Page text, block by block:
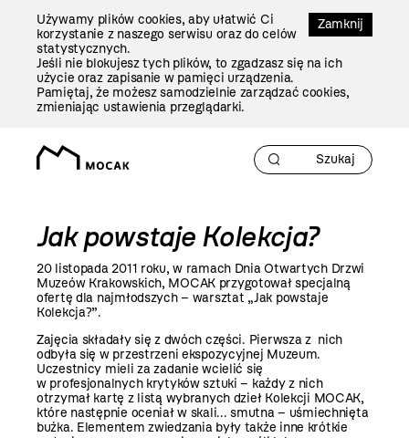
Zamknij
Używamy plików cookies, aby ułatwić Ci
korzystanie z naszego serwisu oraz do celów
statystycznych.
Jeśli nie blokujesz tych plików, to zgadzasz się na ich
użycie oraz zapisanie w pamięci urządzenia.
Pamiętaj, że możesz samodzielnie zarządzać cookies,
zmieniając ustawienia przeglądarki.
Jak powstaje Kolekcja?
20 listopada 2011 roku, w ramach Dnia Otwartych Drzwi
Muzeów Krakowskich, MOCAK przygotował specjalną
ofertę dla najmłodszych – warsztat „Jak powstaje
Kolekcja?”.
Zajęcia składały się z dwóch części. Pierwsza z nich
odbyła się w przestrzeni ekspozycyjnej Muzeum.
Uczestnicy mieli za zadanie wcielić się
w profesjonalnych krytyków sztuki – każdy z nich
otrzymał kartę z listą wybranych dzieł Kolekcji MOCAK,
które następnie oceniał w skali... smutna – uśmiechnięta
buźka. Elementem zwiedzania były także inne krótkie